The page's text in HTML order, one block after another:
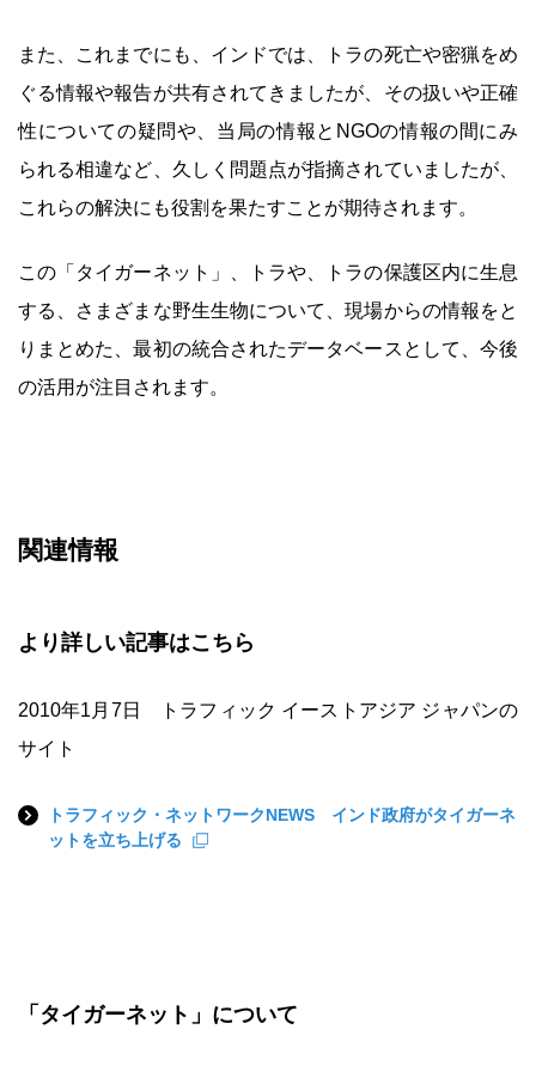
また、これまでにも、インドでは、トラの死亡や密猟をめ
ぐる情報や報告が共有されてきましたが、その扱いや正確
性についての疑問や、当局の情報とNGOの情報の間にみ
られる相違など、久しく問題点が指摘されていましたが、
これらの解決にも役割を果たすことが期待されます。
この「タイガーネット」、トラや、トラの保護区内に生息
する、さまざまな野生生物について、現場からの情報をと
りまとめた、最初の統合されたデータベースとして、今後
の活用が注目されます。
関連情報
より詳しい記事はこちら
2010年1月7日 トラフィック イーストアジア ジャパンの
サイト
トラフィック・ネットワークNEWS インド政府がタイガーネ
ットを立ち上げる
「タイガーネット」について